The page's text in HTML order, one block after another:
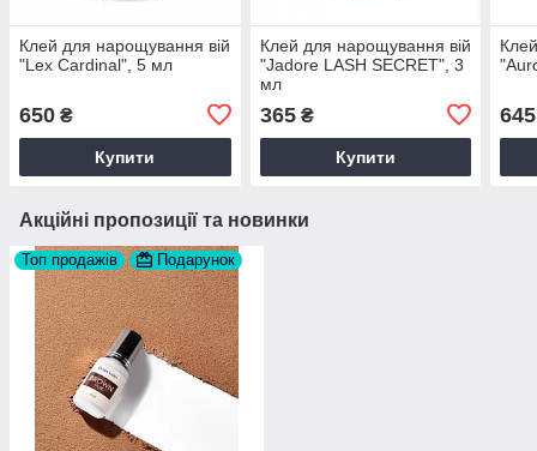
Клей для нарощування вій
"Lex Cardinal", 5 мл
650 ₴
Купити
Клей для нарощування вій
"Jadore LASH SECRET", 3
мл
365₴
Купити
645
Акційні пропозиції та новинки
Топ продажів Подарунок